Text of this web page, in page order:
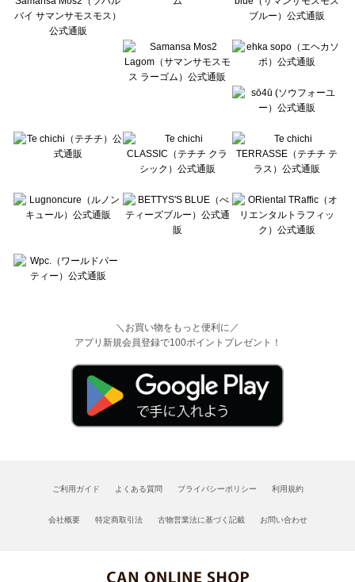
BETTY'S BLUE（べティーズブルー）の一覧
Wpc.（ワールドパーティー）の一覧
＼お買い物をもっと便利に／
アプリ新規会員登録で100ポイントプレゼント！
ご利用ガイド よくある質問 プライバシーポリシー 利用規約
会社概要 特定商取引法 古物営業法に基づく記載 お問い合わせ